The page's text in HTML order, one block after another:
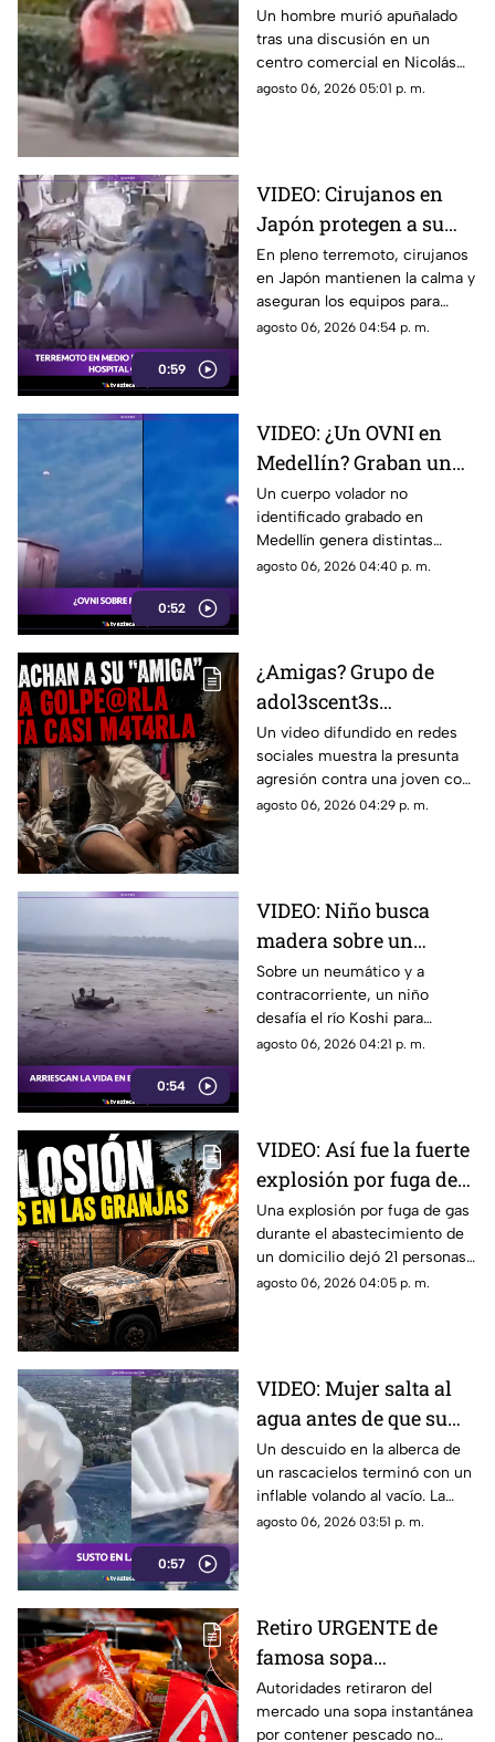
a un hombre en plena
vía pública en Edomex
Un hombre murió apuñalado
tras una discusión en un
centro comercial en Nicolás
Romero, Edomex. Conoce los
agosto 06, 2026 05:01 p. m.
0:59
VIDEO: Cirujanos en
Japón protegen a su
paciente durante un
terremoto en la sala de
operaciones
En pleno terremoto, cirujanos
en Japón mantienen la calma y
aseguran los equipos para
proteger a su paciente en la
agosto 06, 2026 04:54 p. m.
0:52
VIDEO: ¿Un OVNI en
Medellín? Graban un
objeto volador sobre las
montañas
Un cuerpo volador no
identificado grabado en
Medellín genera distintas
opiniones. Usuarios discuten
agosto 06, 2026 04:40 p. m.
¿Amigas? Grupo de
adol3scent3s
emborrachan a
jov3nc1ta y la agr3den
a golpes: grabaron todo
Un video difundido en redes
sociales muestra la presunta
agresión contra una joven con
epilepsia en Estados Unidos. El
agosto 06, 2026 04:29 p. m.
0:54
VIDEO: Niño busca
madera sobre un
neumático en el río
Koshi, en la frontera de
India y Nepal
Sobre un neumático y a
contracorriente, un niño
desafía el río Koshi para
recolectar madera. Una
agosto 06, 2026 04:21 p. m.
VIDEO: Así fue la fuerte
explosión por fuga de
gas en Cuernavaca: 21
heridos
Una explosión por fuga de gas
durante el abastecimiento de
un domicilio dejó 21 personas
heridas y daños en viviendas y
agosto 06, 2026 04:05 p. m.
0:57
VIDEO: Mujer salta al
agua antes de que su
inflable vuele al vacío
en un rascacielos
Un descuido en la alberca de
un rascacielos terminó con un
inflable volando al vacío. La
rápida reacción de una mujer
agosto 06, 2026 03:51 p. m.
Retiro URGENTE de
famosa sopa
instantánea por
ingrediente que podría
Autoridades retiraron del
mercado una sopa instantánea
por contener pescado no